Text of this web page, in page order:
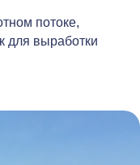
потоке,
для выработки